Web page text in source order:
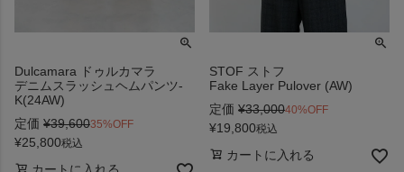
Dulcamara ドゥルカマラ
デニムスラッシュヘムパンツ-
K(24AW)
定価 ¥39,60035%OFF
¥25,800税込
STOF ストフ
Fake Layer Pulover (AW)
定価 ¥33,00040%OFF
¥19,800税込
カートに入れる